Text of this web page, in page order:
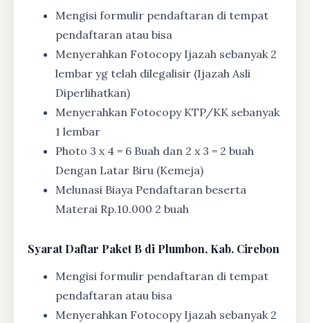
Mengisi formulir pendaftaran di tempat
pendaftaran atau bisa
Menyerahkan Fotocopy Ijazah sebanyak 2
lembar yg telah dilegalisir (Ijazah Asli
Diperlihatkan)
Menyerahkan Fotocopy KTP/KK sebanyak
1 lembar
Photo 3 x 4 = 6 Buah dan 2 x 3 = 2 buah
Dengan Latar Biru (Kemeja)
Melunasi Biaya Pendaftaran beserta
Materai Rp.10.000 2 buah
SyaratDaftar Paket B di Plumbon, Kab. Cirebon
Mengisi formulir pendaftaran di tempat
pendaftaran atau bisa
Menyerahkan Fotocopy Ijazah sebanyak 2